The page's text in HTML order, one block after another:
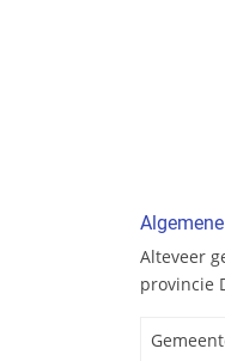
Alteveer
provincie